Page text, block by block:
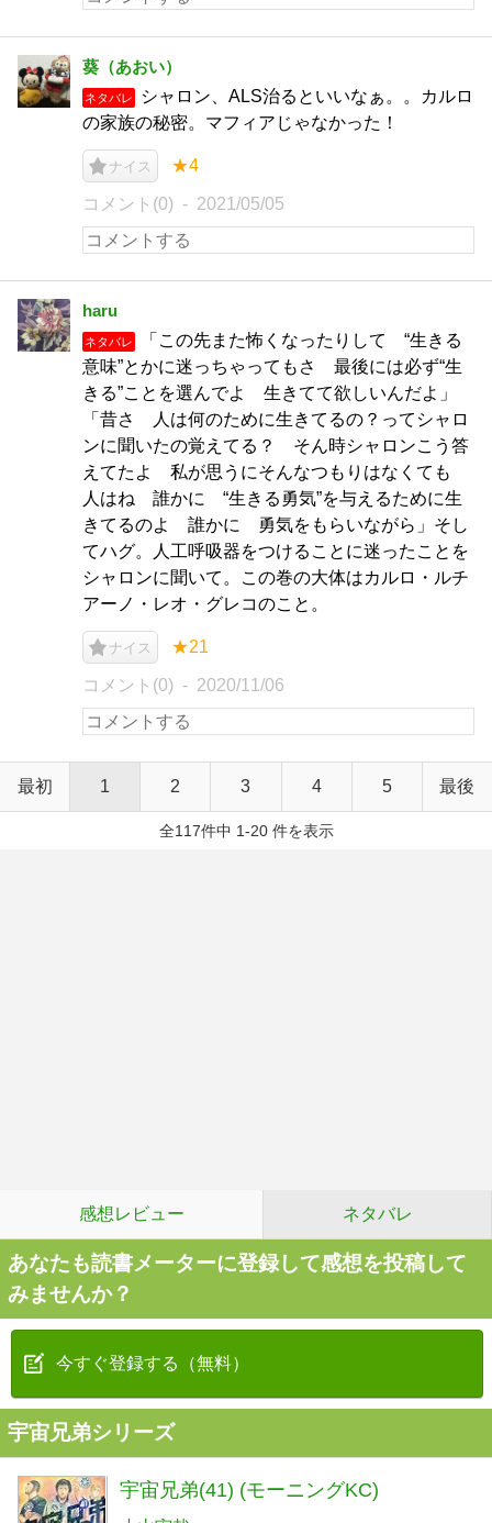
葵（あおい）
ネタバレ
シャロン、ALS治るといいなぁ。。カルロ
の家族の秘密。マフィアじゃなかった！
ナイス ★4
コメント(0) 2021/05/05
haru
ネタバレ
「この先また怖くなったりして “生きる
意味”とかに迷っちゃってもさ 最後には必ず“生
きる”ことを選んでよ 生きてて欲しいんだよ」
「昔さ 人は何のために生きてるの？ってシャロ
ンに聞いたの覚えてる？ そん時シャロンこう答
えてたよ 私が思うにそんなつもりはなくても
人はね 誰かに “生きる勇気”を与えるために生
きてるのよ 誰かに 勇気をもらいながら」そし
てハグ。人工呼吸器をつけることに迷ったことを
シャロンに聞いて。この巻の大体はカルロ・ルチ
アーノ・レオ・グレコのこと。
ナイス ★21
コメント(0) 2020/11/06
最初 1 2 3 4 5 最後
全117件中 1-20 件を表示
感想レビュー ネタバレ
あなたも読書メーターに登録して感想を投稿して
みませんか？
今すぐ登録する（無料）
宇宙兄弟シリーズ
宇宙兄弟(41) (モーニングKC)